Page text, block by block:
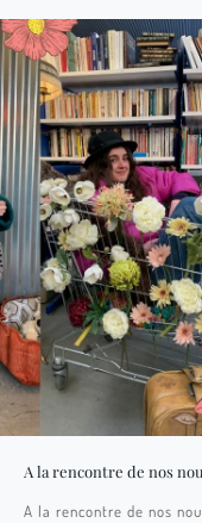
A la rencontre de nos
A la rencontre de nos